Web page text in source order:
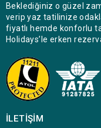
Beklediğiniz o güzel
verip yaz tatilinize
fiyatlı hemde konforlu
Holidays’le erken
İLETIŞIM